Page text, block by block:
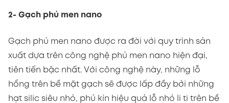
2- Gạch phủ men nano
Gạch phủ men nano được ra đời với quy trình sản
xuất dựa trên công nghệ phủ men nano hiện đại,
tiên tiến bậc nhất. Với công nghệ này, những lỗ
hổng trên bề mặt gạch sẽ được lấp đầy bởi những
hạt silic siêu nhỏ, phủ kín hiệu quả lỗ nhỏ li ti trên bề